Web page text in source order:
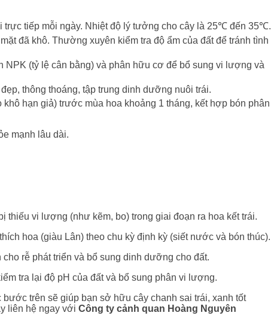
trực tiếp mỗi ngày. Nhiệt độ lý tưởng cho cây là 25℃ đến 35℃.
đã khô. Thường xuyên kiểm tra độ ẩm của đất để tránh tình
(tỷ lệ cân bằng) và phân hữu cơ để bổ sung vi lượng và
thông thoáng, tập trung dinh dưỡng nuôi trái.
hạn giả) trước mùa hoa khoảng 1 tháng, kết hợp bón phân
mạnh lâu dài.
vi lượng (như kẽm, bo) trong giai đoạn ra hoa kết trái.
hoa (giàu Lân) theo chu kỳ định kỳ (siết nước và bón thúc).
rễ phát triển và bổ sung dinh dưỡng cho đất.
tra lại độ pH của đất và bổ sung phân vi lượng.
bước trên sẽ giúp bạn sở hữu cây chanh sai trái, xanh tốt
liên hệ ngay với Công ty cảnh quan Hoàng Nguyên